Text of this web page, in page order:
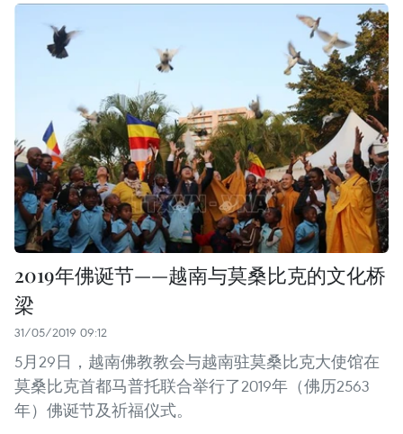
2019年佛诞节——越南与莫桑比克的文化桥
梁
31/05/2019 09:12
5月29日，越南佛教教会与越南驻莫桑比克大使馆在
莫桑比克首都马普托联合举行了2019年（佛历2563
年）佛诞节及祈福仪式。